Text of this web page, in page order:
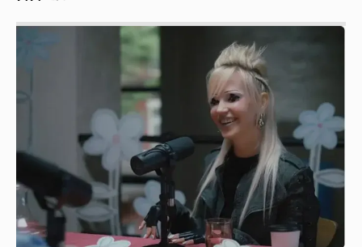
Певица Глюкоза рассказала о съёмках для
эротического журнала
3